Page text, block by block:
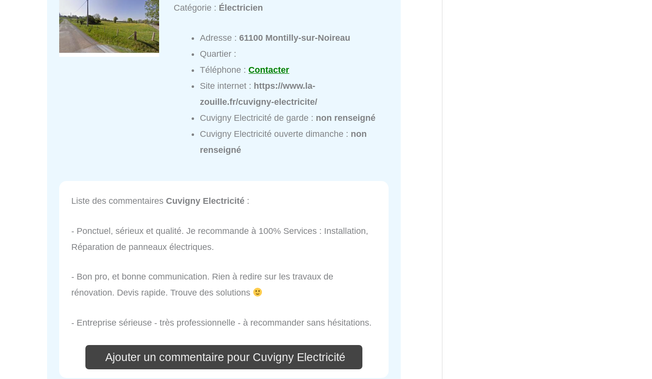
Catégorie : Électricien
Adresse :61100 Montilly-sur-Noireau
Quartier :
Téléphone :Contacter
Site internet : https://www.la-
zouille.fr/cuvigny-electricite/
Cuvigny Electricité de garde : non renseigné
Cuvigny Electricité ouverte dimanche : non
renseigné
Liste des commentaires Cuvigny Electricité :
- Ponctuel, sérieux et qualité. Je recommande à 100% Services : Installation,
Réparation de panneaux électriques.
- Bon pro, et bonne communication. Rien à redire sur les travaux de
rénovation. Devis rapide. Trouve des solutions
- Entreprise sérieuse - très professionnelle - à recommander sans hésitations.
Ajouter un commentaire pour Cuvigny Electricité